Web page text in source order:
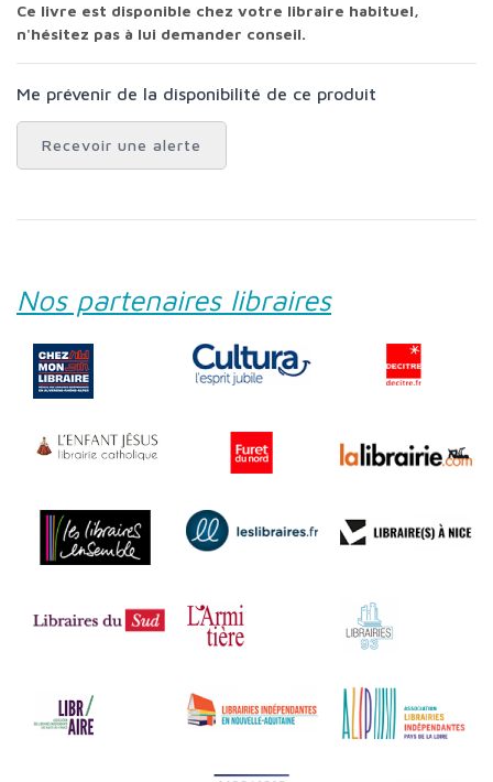
Ce livre est disponible chez votre libraire habituel,
n'hésitez pas à lui demander conseil.
Me prévenir de la disponibilité de ce produit
Recevoir une alerte
Nos partenaires libraires